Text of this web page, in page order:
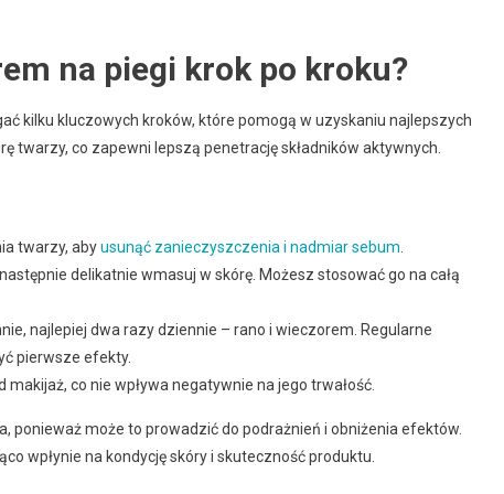
na piegi krok po kroku?
kilku kluczowych kroków, które pomogą w uzyskaniu najlepszych
twarzy, co zapewni lepszą penetrację składników aktywnych.
twarzy, abyusunąć zanieczyszczenia i nadmiar sebum
delikatnie wmasuj w skórę. Możesz stosować go na całą
najlepiej dwa razy dziennie – rano i wieczorem. Regularne
pierwsze efekty.
co nie wpływa negatywnie na jego trwałość.
ponieważ może to prowadzić do podrażnień i obniżenia efektów.
wpłynie na kondycję skóry i skuteczność produktu.